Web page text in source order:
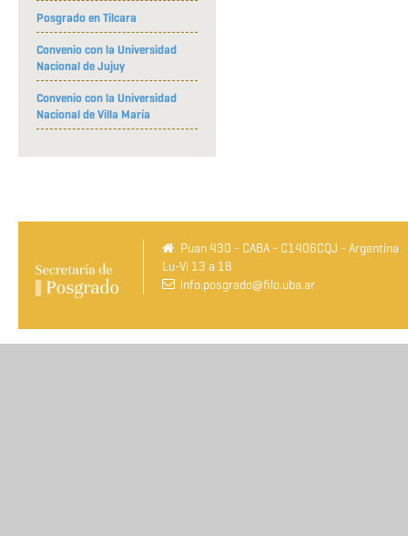
Posgrado en Tilcara
Convenio con la Universidad
Nacional de Jujuy
Convenio con la Universidad
Nacional de Villa María
Puan 430 - CABA - C1406CQJ - Argentina
Lu-Vi 13 a 18
info.posgrado@filo.uba.ar